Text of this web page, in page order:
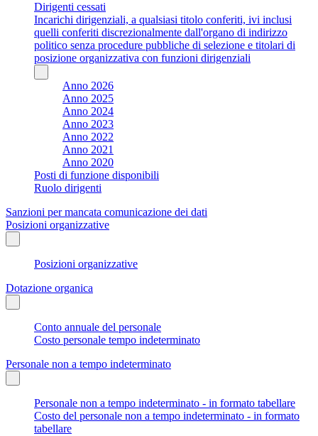
Dirigenti cessati
Incarichi dirigenziali, a qualsiasi titolo conferiti, ivi inclusi
quelli conferiti discrezionalmente dall'organo di indirizzo
politico senza procedure pubbliche di selezione e titolari di
posizione organizzativa con funzioni dirigenziali
Anno 2026
Anno 2025
Anno 2024
Anno 2023
Anno 2022
Anno 2021
Anno 2020
Posti di funzione disponibili
Ruolo dirigenti
Sanzioni per mancata comunicazione dei dati
Posizioni organizzative
Posizioni organizzative
Dotazione organica
Conto annuale del personale
Costo personale tempo indeterminato
Personale non a tempo indeterminato
Personale non a tempo indeterminato - in formato tabellare
Costo del personale non a tempo indeterminato - in formato
tabellare